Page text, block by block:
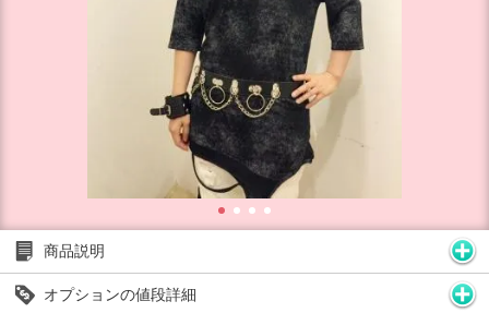
商品説明
オプションの値段詳細